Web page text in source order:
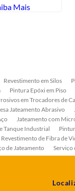
Mais
Revestimento em Silos
Pintura Epóxi em Piso
em Trocadores de
Jateamento Abrasivo
Jateamento com
Tanque Industrial
Revestimento de Fibra de
de Jateamento
Serviço
Serviço de Pintura